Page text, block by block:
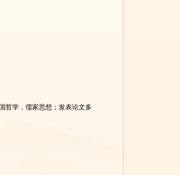
哲学，儒家思想；发表论文多